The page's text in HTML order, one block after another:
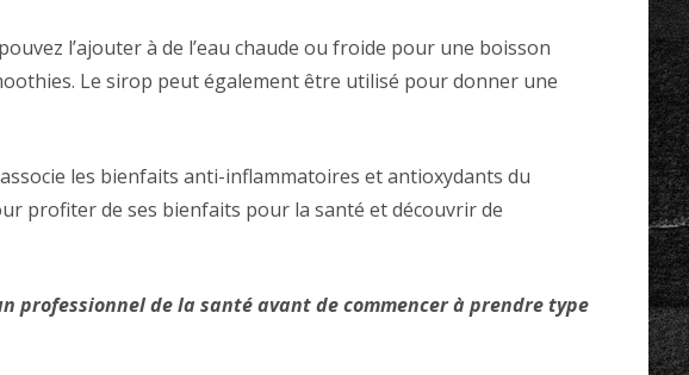
l’ajouter à de l’eau chaude ou froide pour une boisson
Le sirop peut également être utilisé pour donner une
les bienfaits anti-inflammatoires et antioxydants du
profiter de ses bienfaits pour la santé et découvrir de
professionnel de la santé avant de commencer à prendre type